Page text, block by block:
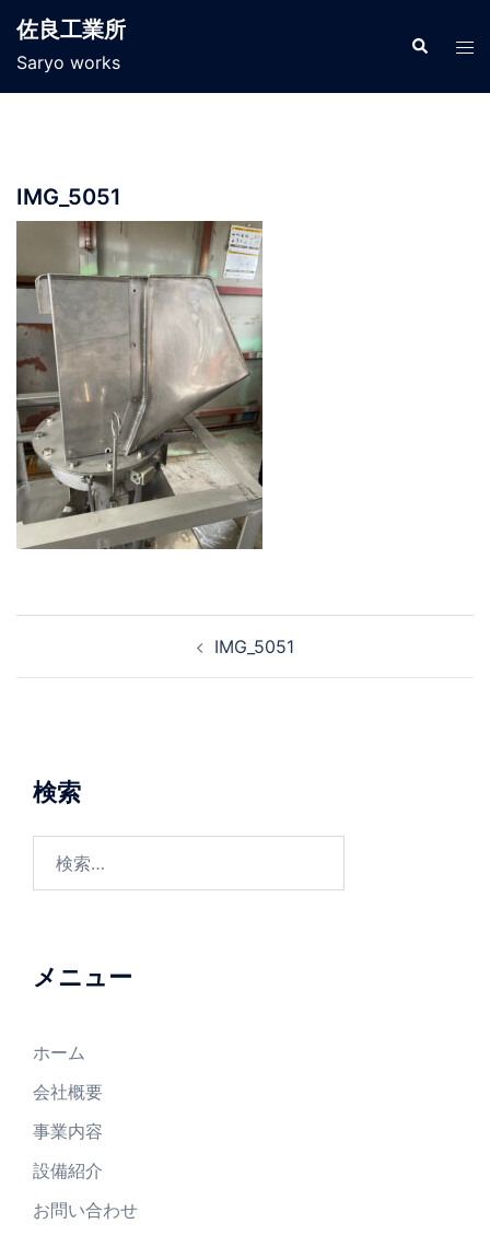
ン
佐良工業所
Saryo works
検
索
ト
IMG_5051
ー
シ
ョ
IMG_5051
検索
メニュー
ホーム
会社概要
事業内容
設備紹介
お問い合わせ